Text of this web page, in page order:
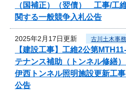
（国補正）（翌債） 工事/工
関する一般競争入札公告
2025年2月17日更新 古川土木事
【建設工事】工維2公第
テナンス補助（トンネル修繕
伊西トンネル照明施設更新工
公告